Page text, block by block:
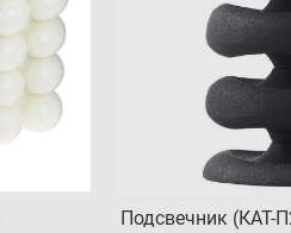
Подсвечник (КАТ-